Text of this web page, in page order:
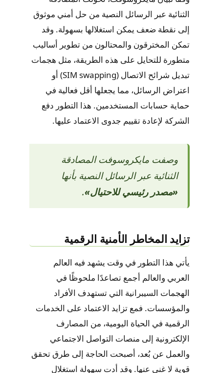
الثنائية عبر الرسائل النصية من حل أمني موثوق
إلى نقطة ضعف يمكن استغلالها بسهولة. وقد
تمكن المخترقون والمحتالون من تطوير أساليب
متطورة للتحايل على هذه الطريقة، مثل هجمات
تبديل شرائح الاتصال (SIM swapping) أو
اعتراض الرسائل، مما يجعلها أقل فعالية في
حماية حسابات المستخدمين. هذا التطور دفع
الشركة لإعادة تقييم جدوى الاعتماد عليها.
وصفت مايكروسوفت المصادقة
الثنائية عبر الرسائل النصية بأنها
«مصدر رئيسي للاحتيال».
تزايد المخاطر الأمنية الرقمية
يأتي هذا التطور في وقت يشهد فيه العالم
العربي والعالم أجمع تصاعدًا ملحوظًا في
الهجمات السيبرانية التي تستهدف الأفراد
والمؤسسات. فمع تزايد الاعتماد على الخدمات
الرقمية في الحياة اليومية، من المصارف
الإلكترونية إلى منصات التواصل الاجتماعي
والعمل عن بُعد، أصبحت الحاجة إلى طرق تحقق
قوية لا غنى عنها. وقد أدت سهولة استغلال